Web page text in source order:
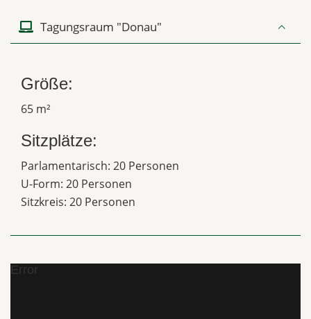
Tagungsraum "Donau"
Größe:
65 m²
Sitzplätze:
Parlamentarisch: 20 Personen
U-Form: 20 Personen
Sitzkreis: 20 Personen
Error